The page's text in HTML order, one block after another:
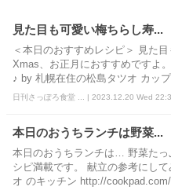
見た目も可愛い梅ちらし寿...
＜本日のおすすめレシピ＞ 見た
Xmas、お正月におすすめですよ
♪ by 札幌在住の松島タツオ カップ
日刊さっぽろ食堂 ... | 2023.12.20 Wed
本日のおうちランチは野菜...
本日のおうちランチは… 野菜た
シピ満載です。 献立の参考にし
オ のキッチン http://cookpad.com/